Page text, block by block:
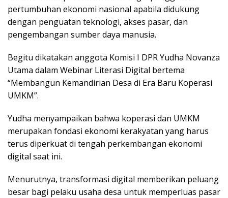
pertumbuhan ekonomi nasional apabila didukung
dengan penguatan teknologi, akses pasar, dan
pengembangan sumber daya manusia.
Begitu dikatakan anggota Komisi I DPR Yudha Novanza
Utama dalam Webinar Literasi Digital bertema
“Membangun Kemandirian Desa di Era Baru Koperasi
UMKM”.
Yudha menyampaikan bahwa koperasi dan UMKM
merupakan fondasi ekonomi kerakyatan yang harus
terus diperkuat di tengah perkembangan ekonomi
digital saat ini.
Menurutnya, transformasi digital memberikan peluang
besar bagi pelaku usaha desa untuk memperluas pasar